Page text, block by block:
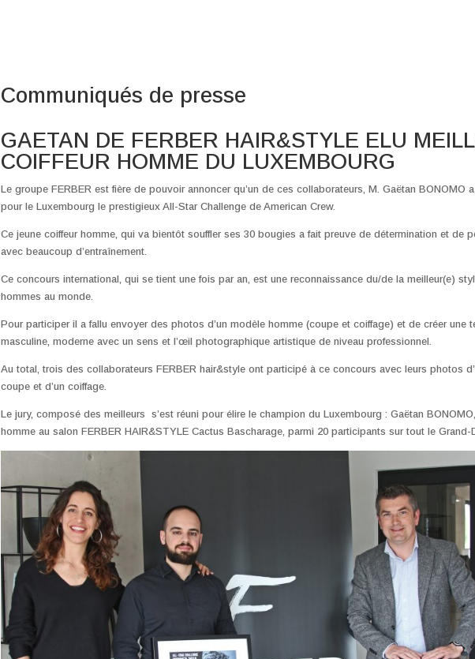
Communiqués de presse
GAETAN DE FERBER HAIR&STYLE ELU
COIFFEUR HOMME DU LUXEMBOURG
Le groupe FERBER est fière de pouvoir annoncer qu’un de ces collaborateurs, M. Gaëtan BONOMO
pour le Luxembourg le prestigieux All-Star Challenge de American Crew.
Ce jeune coiffeur homme, qui va bientôt souffler ses 30 bougies a fait preuve de détermination et de
avec beaucoup d’entraînement.
Ce concours international, qui se tient une fois par an, est une reconnaissance du/de la meilleur(e)
hommes au monde.
Pour participer il a fallu envoyer des photos d’un modèle homme (coupe et coiffage) et de créer une
masculine, moderne avec un sens et l’œil photographique artistique de niveau professionnel.
Au total, trois des collaborateurs FERBER hair&style ont participé à ce concours avec leurs photos
coupe et d’un coiffage.
Le jury, composé des meilleurs s’est réuni pour élire le champion du Luxembourg : Gaëtan
homme au salon FERBER HAIR&STYLE Cactus Bascharage, parmi 20 participants sur tout le Grand-